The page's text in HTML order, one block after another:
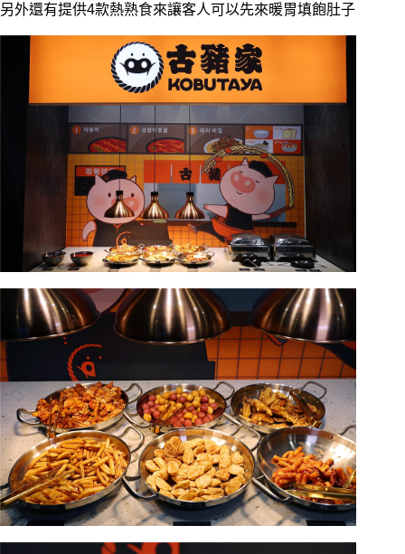
另外還有提供4款熱熟食來讓客人可以先來暖胃填飽肚子